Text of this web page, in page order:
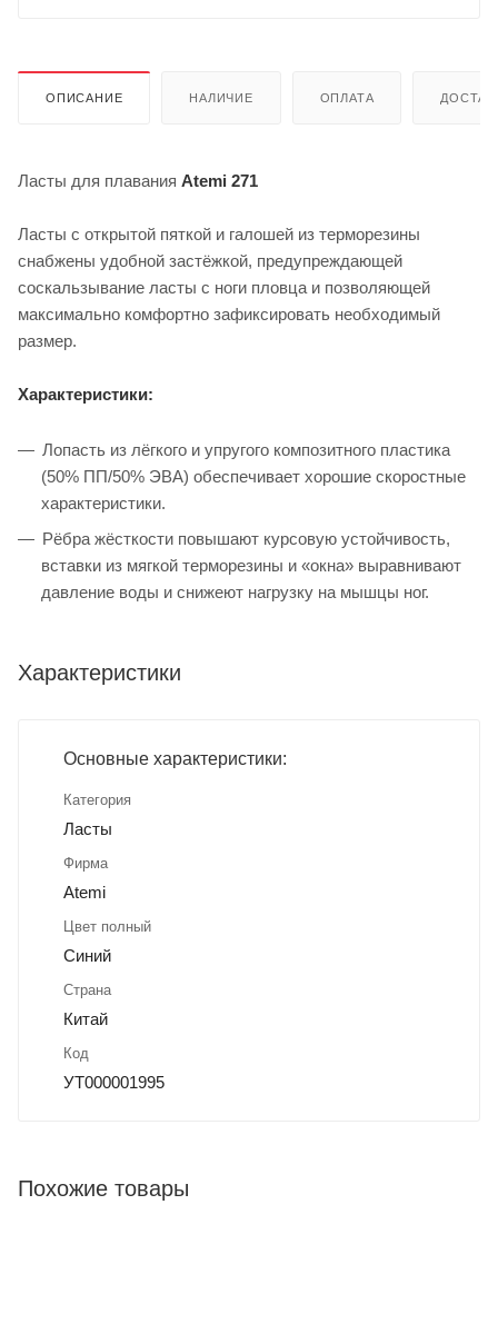
ОПИСАНИЕ НАЛИЧИЕ ОПЛАТА
Ласты для плавания Atemi 271
Ласты с открытой пяткой и галошей из терморезины
снабжены удобной застёжкой, предупреждающей
соскальзывание ласты с ноги пловца и позволяющей
максимально комфортно зафиксировать необходимый
размер.
Характеристики:
Лопасть из лёгкого и упругого композитного пластика
(50% ПП/50% ЭВА) обеспечивает хорошие скоростные
характеристики.
Рёбра жёсткости повышают курсовую устойчивость,
вставки из мягкой терморезины и «окна» выравнивают
давление воды и снижеют нагрузку на мышцы ног.
Характеристики
Основные характеристики:
Категория
Ласты
Фирма
Atemi
Цвет полный
Синий
Страна
Китай
Код
УТ000001995
Похожие товары